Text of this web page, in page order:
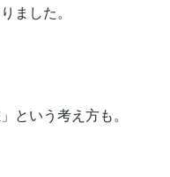
ました。
という考え方も。